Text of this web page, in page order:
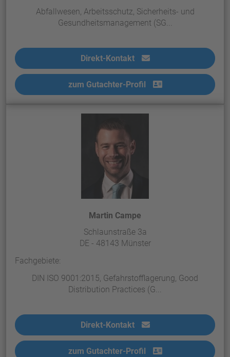
Abfallwesen, Arbeitsschutz, Sicherheits- und
Gesundheitsmanagement (SG...
Direkt-Kontakt
zum Gutachter-Profil
Martin Campe
Schlaunstraße 3a
DE - 48143 Münster
Fachgebiete:
DIN ISO 9001:2015, Gefahrstofflagerung, Good
Distribution Practices (G...
Direkt-Kontakt
zum Gutachter-Profil